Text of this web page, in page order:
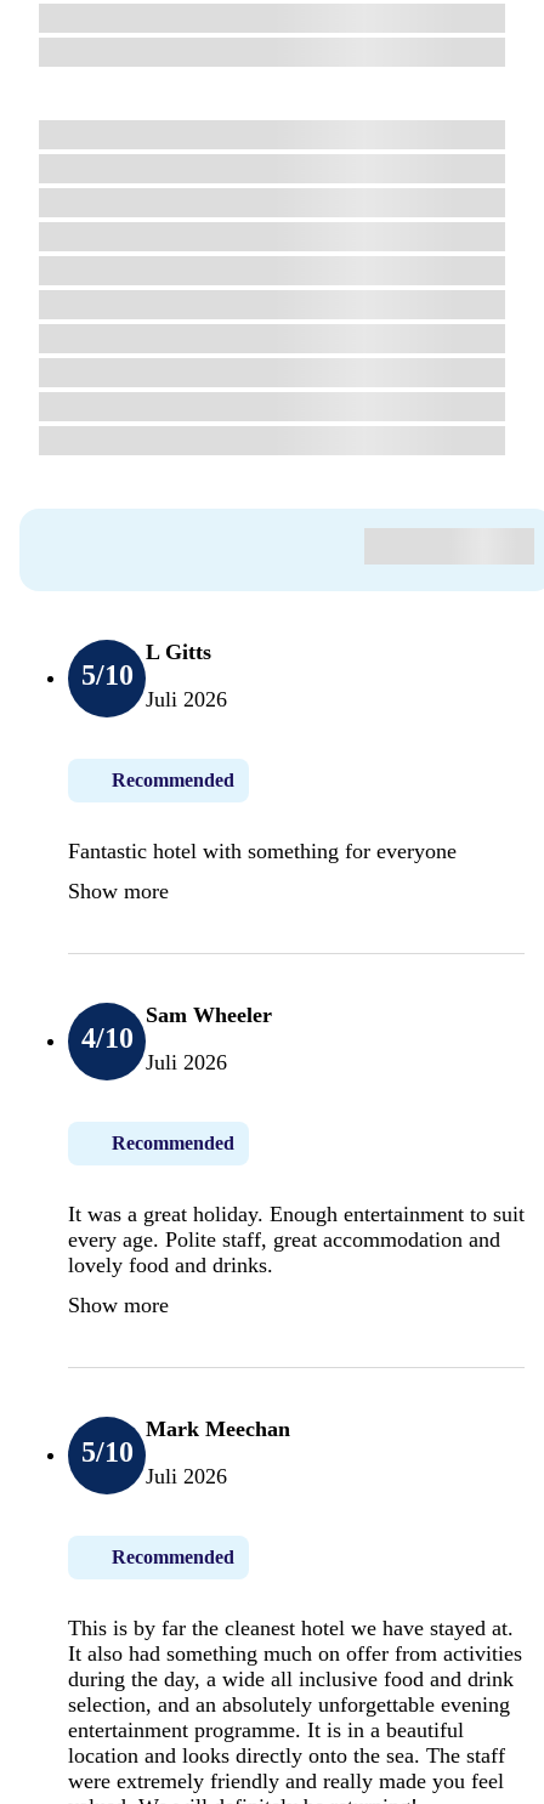
5/10
L Gitts
Juli 2026
Recommended
Fantastic hotel with something for everyone
Show more
4/10
Sam Wheeler
Juli 2026
Recommended
It was a great holiday. Enough entertainment to suit
every age. Polite staff, great accommodation and
lovely food and drinks.
Show more
5/10
Mark Meechan
Juli 2026
Recommended
This is by far the cleanest hotel we have stayed at.
It also had something much on offer from activities
during the day, a wide all inclusive food and drink
selection, and an absolutely unforgettable evening
entertainment programme. It is in a beautiful
location and looks directly onto the sea. The staff
were extremely friendly and really made you feel